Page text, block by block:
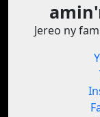
Jereo ny